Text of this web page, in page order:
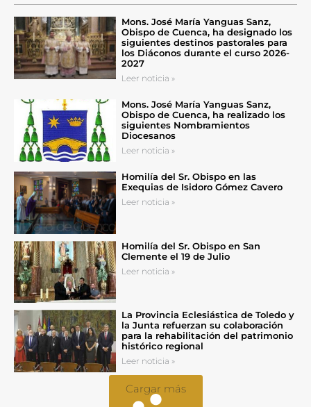
Mons. José María Yanguas Sanz,
Obispo de Cuenca, ha designado los
siguientes destinos pastorales para
los Diáconos durante el curso 2026-
2027
Leer noticia »
Mons. José María Yanguas Sanz,
Obispo de Cuenca, ha realizado los
siguientes Nombramientos
Diocesanos
Leer noticia »
Homilía del Sr. Obispo en las
Exequias de Isidoro Gómez Cavero
Leer noticia »
Homilía del Sr. Obispo en San
Clemente el 19 de Julio
Leer noticia »
La Provincia Eclesiástica de Toledo y
la Junta refuerzan su colaboración
para la rehabilitación del patrimonio
histórico regional
Leer noticia »
Cargar más